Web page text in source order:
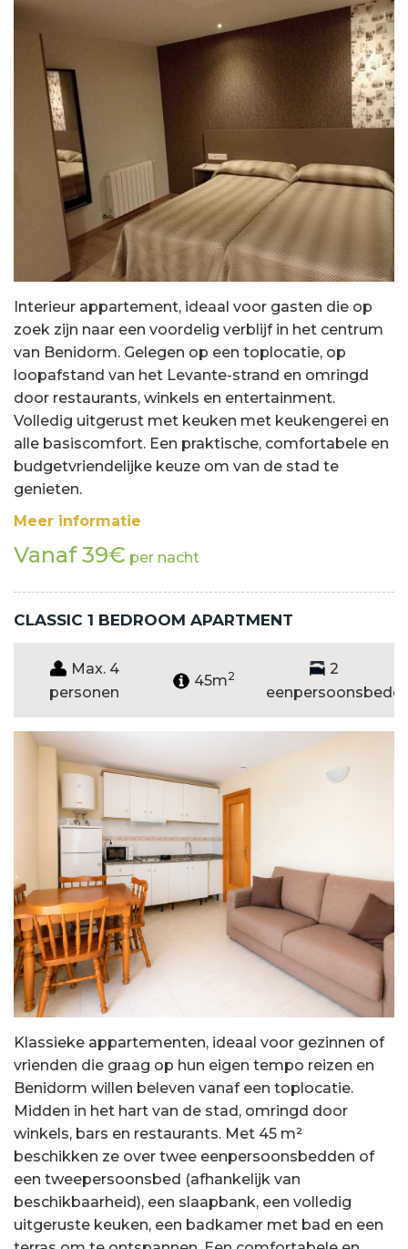
Interieur appartement, ideaal voor gasten die op
zoek zijn naar een voordelig verblijf in het centrum
van Benidorm. Gelegen op een toplocatie, op
loopafstand van het Levante-strand en omringd
door restaurants, winkels en entertainment.
Volledig uitgerust met keuken met keukengerei en
alle basiscomfort. Een praktische, comfortabele en
budgetvriendelijke keuze om van de stad te
genieten.
Meer informatie
Vanaf 39€ per nacht
CLASSIC 1 BEDROOM APARTMENT
Max. 4
personen
45m2
2
Klassieke appartementen, ideaal voor gezinnen of
vrienden die graag op hun eigen tempo reizen en
Benidorm willen beleven vanaf een toplocatie.
Midden in het hart van de stad, omringd door
winkels, bars en restaurants. Met 45 m²
beschikken ze over twee eenpersoonsbedden of
een tweepersoonsbed (afhankelijk van
beschikbaarheid), een slaapbank, een volledig
uitgeruste keuken, een badkamer met bad en een